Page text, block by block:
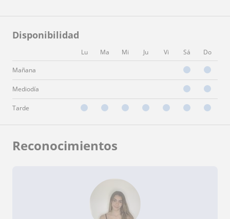
Disponibilidad
Lu Ma Mi Ju Vi Sá Do
Mañana
Mediodía
Tarde
Reconocimientos